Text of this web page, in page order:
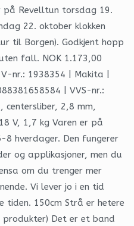
Revelltun torsdag 19.
22. oktober klokken
til Borgen). Godkjent hopp
fall. NOK 1.173,00
nr.: 1938354 | Makita |
| VVS-nr.:
centersliber, 2,8 mm,
V, 1,7 kg Varen er på
8 hverdager. Den fungerer
og applikasjoner, men du
om du trenger mer
Vi lever jo i en tid
tiden. 150cm Strå er hetere
Det er et band